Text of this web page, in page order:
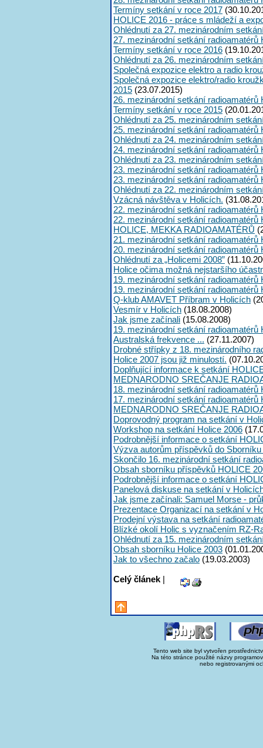
Termíny setkání v roce 2017
HOLICE 2016 - práce s mládeží a
Ohlédnutí za 27. mezinárodním
27. mezinárodní setkání radioamatérů
Termíny setkání v roce 2016
Ohlédnutí za 26. mezinárodním
Společná expozice elektro a radio
Společná expozice elektro/radio
2015 (23.07.2015)
26. mezinárodní setkání radioamatérů
Termíny setkání v roce 2015
Ohlédnutí za 25. mezinárodním
25. mezinárodní setkání radioamatérů
Ohlédnutí za 24. mezinárodním
24. mezinárodní setkání radioamatérů
Ohlédnutí za 23. mezinárodním
23. mezinárodní setkání
23. mezinárodní setkání radioamatérů
Ohlédnutí za 22. mezinárodním
Vzácná návštěva v Holicích.
22. mezinárodní setkání
22. mezinárodní setkání radioamatérů
HOLICE, MEKKA RADIOAMATÉRŮ
21. mezinárodní setkání radioamatérů
20. mezinárodní setkání radioamatérů
Ohlédnutí za „Holicemi 2008”
Holice očima možná nejstaršího
19. mezinárodní setkání radioamatérů
19. mezinárodní setkání
Q-klub AMAVET Příbram v Holicích
Vesmír v Holicích (18.08.2008)
Jak jsme začínali (15.08.2008)
19. mezinárodní setkání
Australská frekvence ... (27.11.2007)
Drobné střípky z 18. mezinárodního
Holice 2007 jsou již minulostí.
Doplňující informace k setkání
MEDNARODNO SREČANJE
18. mezinárodní setkání radioamatérů
17. mezinárodní setkání radioamatérů
MEDNARODNO SREČANJE
Doprovodný program na setkání v
Workshop na setkání Holice 2006
Podrobnější informace o setkání
Výzva autorům příspěvků do
Skončilo 16. mezinárodní setkání
Obsah sborníku příspěvků HOLICE
Podrobnější informace o setkání
Panelová diskuse na setkání v
Jak jsme začínali: Samuel Morse -
Prezentace Organizací na setkání v
Prodejní výstava na setkání
Blízké okolí Holic s vyznačením RZ-
Ohlédnutí za 15. mezinárodním
Obsah sborníku Holice 2003
Jak to všechno začalo (19.03.2003)
Celý článek |
Tento web site byl vytvořen
Na této stránce použité názvy
nebo registrovanými